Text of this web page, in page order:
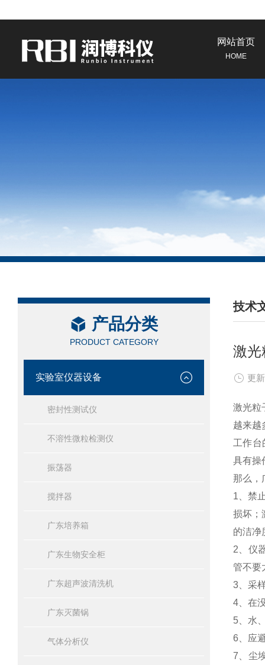
网站首页
HOME
产品分类
PRODUCT CATEGORY
实验室仪器设备
密封性测试仪
不溶性微粒检测仪
振荡器
搅拌器
广东培养箱
广东生物安全柜
广东超声波清洗机
广东灭菌锅
气体分析仪
技术
/
激光
更
激光粒
越来越
工作台
具有操
那么，
1、禁
损坏；
的洁净
2、仪
管不要
3、采
4、在
5、水
6、应
7、尘